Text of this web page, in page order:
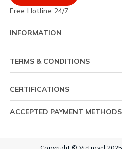
Free Hotline 24/7
INFORMATION
Survey on visa success rate
Sitemap
Help
TERMS & CONDITIONS
Usage agreement
CERTIFICATIONS
ACCEPTED PAYMENT METHODS
Copyright © Vietravel